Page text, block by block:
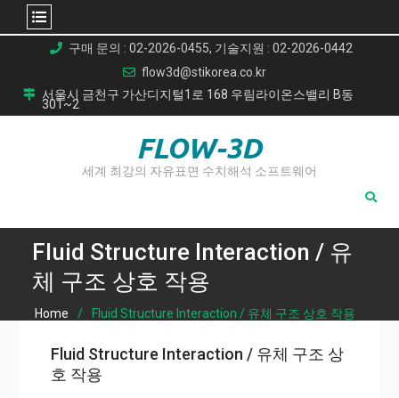
content
구매 문의 : 02-2026-0455, 기술지원 : 02-2026-0442
flow3d@stikorea.co.kr
서울시 금천구 가산디지털1로 168 우림라이온스밸리 B동
301~2
FLOW-3D
세계 최강의 자유표면 수치해석 소프트웨어
Fluid Structure Interaction / 유
체 구조 상호 작용
Home Fluid Structure Interaction / 유체 구조 상호 작용
Fluid Structure Interaction / 유체 구조 상
호 작용